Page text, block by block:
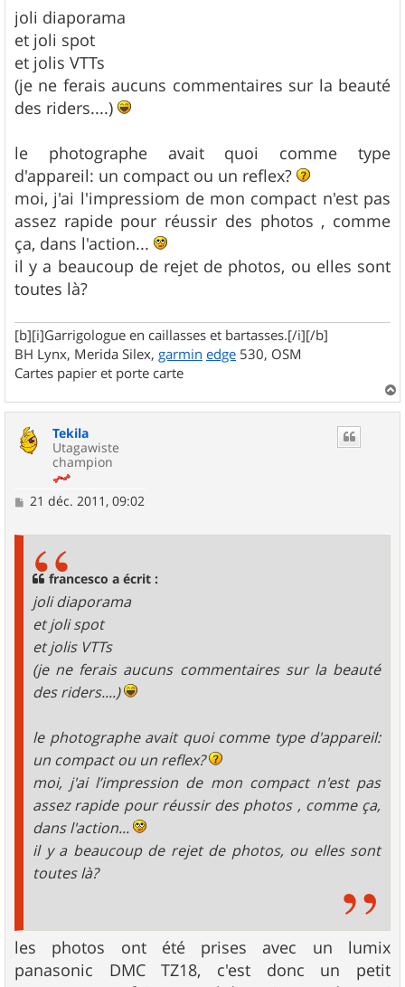
s
s
a
g
e
joli diaporama
et joli spot
et jolis VTTs
(je ne ferais aucuns commentaires sur la beauté
des riders....)
le photographe avait quoi comme type
d'appareil: un compact ou un reflex?
moi, j'ai l'impressiom de mon compact n'est pas
assez rapide pour réussir des photos , comme
ça, dans l'action...
il y a beaucoup de rejet de photos, ou elles sont
toutes là?
[b][i]Garrigologue en caillasses et bartasses.[/i][/b]
BH Lynx, Merida Silex, garmin edge 530, OSM
Cartes papier et porte carte
a
Tekila
Utagawiste
champion
M
21 déc. 2011, 09:02
francesco a écrit :
joli diaporama
et joli spot
et jolis VTTs
(je ne ferais aucuns commentaires sur la beauté
des riders....)
le photographe avait quoi comme type d'appareil:
un compact ou un reflex?
moi, j'ai l’impression de mon compact n'est pas
assez rapide pour réussir des photos , comme ça,
dans l'action...
il y a beaucoup de rejet de photos, ou elles sont
toutes là?
les photos ont été prises avec un lumix
panasonic DMC TZ18, c'est donc un petit